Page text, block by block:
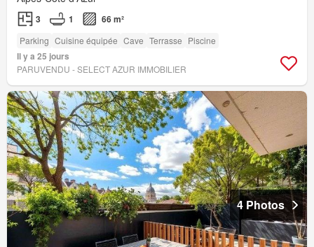
3 1 66 m²
Parking Cuisine équipée Cave Terrasse Piscine
Il y a 25 jours
PARUVENDU - SELECT AZUR IMMOBILIER
4 Photos